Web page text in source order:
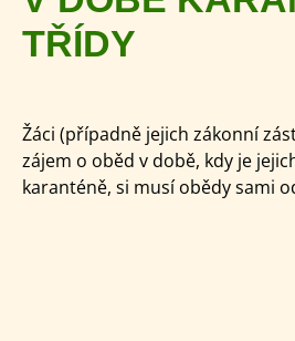
TŘÍDY
Žáci (případně jejich zákonní
zájem o oběd v době, kdy je
karanténě, si musí obědy sami